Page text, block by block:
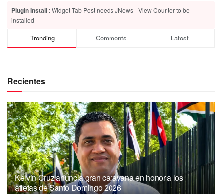
Plugin Install : Widget Tab Post needs JNews - View Counter to be
installed
Trending Comments Latest
Recientes
Kelvin Cruz anuncia gran caravana en honor a los
atletas de Santo Domingo 2026